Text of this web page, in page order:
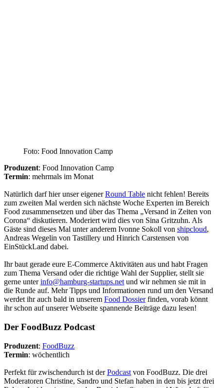
Foto: Food Innovation Camp
Produzent: Food Innovation Camp
Termin: mehrmals im Monat
Natürlich darf hier unser eigenerRound Table nicht fehlen! Bereits
zum zweiten Mal werden sich nächste Woche Experten im Bereich
Food zusammensetzen und über das Thema „Versand in Zeiten von
Corona“ diskutieren. Moderiert wird dies von Sina Gritzuhn. Als
Gäste sind dieses Mal unter anderem Ivonne Sokoll von shipcloud,
Andreas Wegelin von Tastillery und Hinrich Carstensen von
EinStückLand dabei.
Ihr baut gerade eure E-Commerce Aktivitäten aus und habt Fragen
zum Thema Versand oder die richtige Wahl der Supplier, stellt sie
gerne unterinfo@hamburg-startups.net und wir nehmen sie mit in
die Runde auf. Mehr Tipps und Informationen rund um den Versand
werdet ihr auch bald in unserem Food Dossierfinden, vorab könnt
ihr schon auf unserer Webseite spannende Beiträge dazu lesen!
Der FoodBuzz Podcast
Produzent: FoodBuzz
Termin: wöchentlich
Perfekt für zwischendurch ist derPodcast von FoodBuzz. Die drei
Moderatoren Christine, Sandro und Stefan haben in den bis jetzt drei